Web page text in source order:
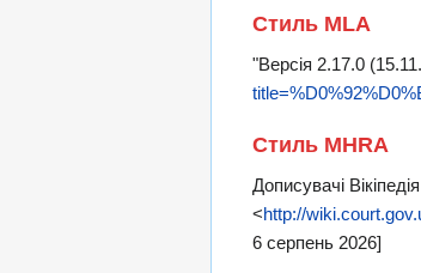
Стиль MLA
"Версія 2.17.0
Стиль MHRA
Дописувачі
<http://
6 серпень 2026]